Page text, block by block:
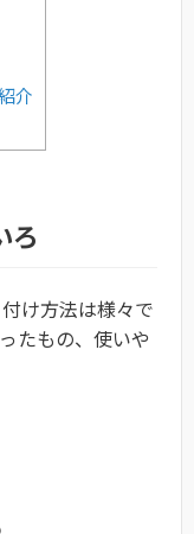
介
ろ
け方法は様々で
たもの、使いや